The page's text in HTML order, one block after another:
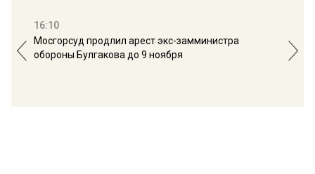
16:10
Мосгорсуд продлил арест экс-замминистра
обороны Булгакова до 9 ноября